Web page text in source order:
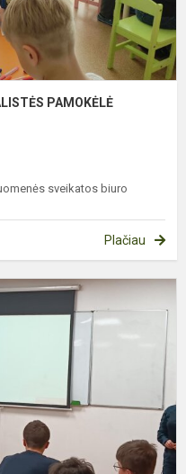
PAMOKĖLĖ
sveikatos biuro
Plačiau